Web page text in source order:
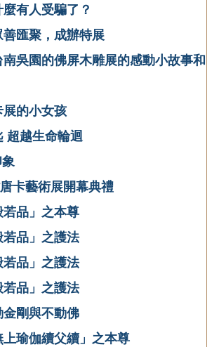
有人受騙了？
匯聚，成辦特展
吳園的佛屏木雕展的感動小故事和
的小女孩
超越生命輪迴
卡藝術展開幕典禮
品」之本尊
品」之護法
品」之護法
品」之護法
剛與不動佛
瑜伽續父續」之本尊